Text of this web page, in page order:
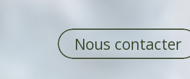
Nous contacter